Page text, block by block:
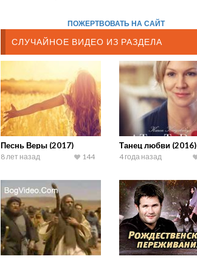
ПОЖЕРТВОВАТЬ НА САЙТ
СЛУЧАЙНОЕ ВИДЕО ИЗ РАЗДЕЛА
Песнь Веры (2017)
8 лет назад 144
Танец любви (2016)
4 года назад